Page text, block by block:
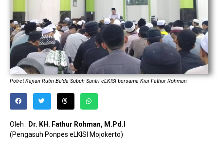
Potret Kajian Rutin Ba'da Subuh Santri eLKISI bersama Kiai Fathur Rohman
Oleh : Dr. KH. Fathur Rohman, M.Pd.I
(Pengasuh Ponpes eLKISI Mojokerto)